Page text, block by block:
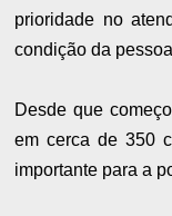
prioridade no
condição da
Desde que
em cerca de 350
importante para a